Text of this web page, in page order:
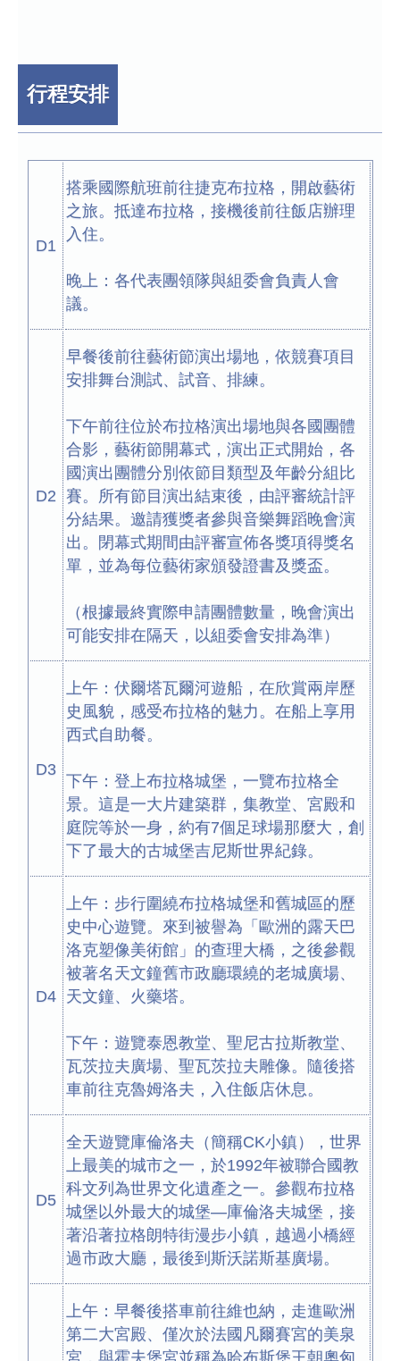
行程安排
D1
搭乘國際航班前往捷克布拉格，開啟藝術
之旅。抵達布拉格，接機後前往飯店辦理
入住。
晚上：各代表團領隊與組委會負責人會
議。
D2
早餐後前往藝術節演出場地，依競賽項目
安排舞台測試、試音、排練。
下午前往位於布拉格演出場地與各國團體
合影，藝術節開幕式，演出正式開始，各
國演出團體分別依節目類型及年齡分組比
賽。所有節目演出結束後，由評審統計評
分結果。邀請獲獎者參與音樂舞蹈晚會演
出。閉幕式期間由評審宣佈各獎項得獎名
單，並為每位藝術家頒發證書及獎盃。
（根據最終實際申請團體數量，晚會演出
可能安排在隔天，以組委會安排為準）
D3
上午：伏爾塔瓦爾河遊船，在欣賞兩岸歷
史風貌，感受布拉格的魅力。在船上享用
西式自助餐。
下午：登上布拉格城堡，一覽布拉格全
景。這是一大片建築群，集教堂、宮殿和
庭院等於一身，約有7個足球場那麼大，創
下了最大的古城堡吉尼斯世界紀錄。
D4
上午：步行圍繞布拉格城堡和舊城區的歷
史中心遊覽。來到被譽為「歐洲的露天巴
洛克塑像美術館」的查理大橋，之後參觀
被著名天文鐘舊市政廳環繞的老城廣場、
天文鐘、火藥塔。
下午：遊覽泰恩教堂、聖尼古拉斯教堂、
瓦茨拉夫廣場、聖瓦茨拉夫雕像。隨後搭
車前往克魯姆洛夫，入住飯店休息。
D5
全天遊覽庫倫洛夫（簡稱CK小鎮），世界
上最美的城市之一，於1992年被聯合國教
科文列為世界文化遺產之一。參觀布拉格
城堡以外最大的城堡—庫倫洛夫城堡，接
著沿著拉格朗特街漫步小鎮，越過小橋經
過市政大廳，最後到斯沃諾斯基廣場。
上午：早餐後搭車前往維也納，走進歐洲
第二大宮殿、僅次於法國凡爾賽宮的美泉